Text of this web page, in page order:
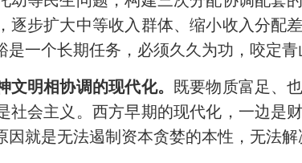
逐步扩大中等收入群体、缩小收入分配
是一个长期任务，必须久久为功，咬定青
文明相协调的现代化。 既要物质富足、
社会主义。西方早期的现代化，一边是
因就是无法遏制资本贪婪的本性，无法